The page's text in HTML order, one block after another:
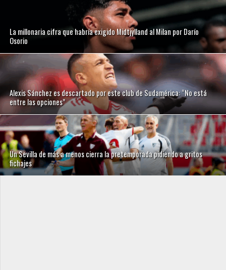
La millonaria cifra que habría exigido Midtjylland al Milan por Darío
Osorio
Alexis Sánchez es descartado por este club de Sudamérica: “No está
entre las opciones”
Un Sevilla de más a menos cierra la pretemporada pidiendo a gritos
fichajes